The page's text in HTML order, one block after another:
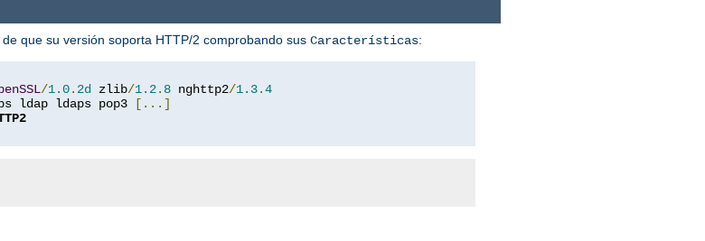
de que su versión soporta HTTP/2 comprobando sus Características:
/1.0. 2d zlib/1.2. 8 nghttp2/1.3.4
ldap ldaps pop3
[...]